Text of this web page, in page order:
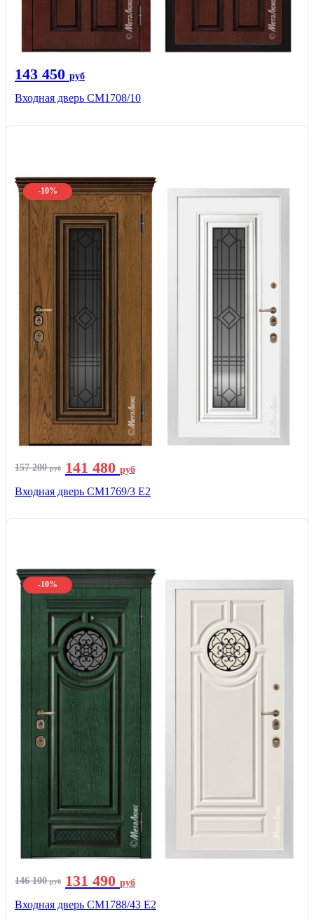
143 450 руб
Входная дверь CМ1708/10
-10%
157 200руб 141 480 руб
Входная дверь СМ1769/3 Е2
-10%
146 100руб 131 490 руб
Входная дверь СМ1788/43 E2